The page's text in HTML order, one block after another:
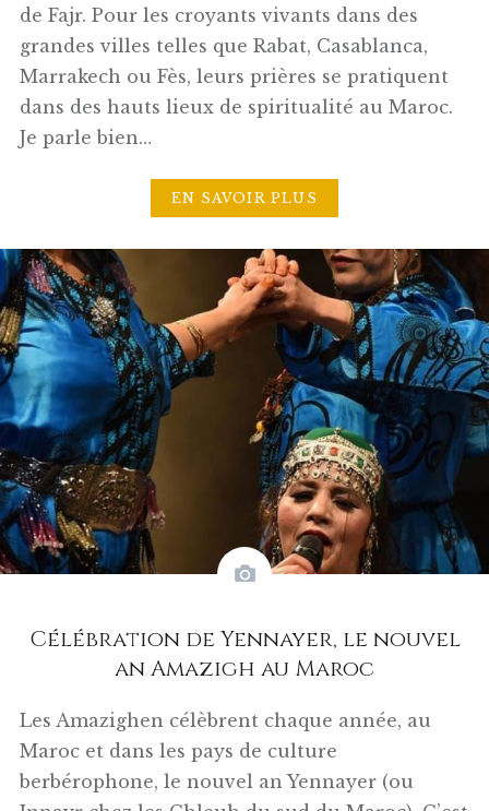
de Fajr. Pour les croyants vivants dans des
grandes villes telles que Rabat, Casablanca,
Marrakech ou Fès, leurs prières se pratiquent
dans des hauts lieux de spiritualité au Maroc.
Je parle bien…
EN SAVOIR PLUS
Célébration de Yennayer, le nouvel
an Amazigh au Maroc
Les Amazighen célèbrent chaque année, au
Maroc et dans les pays de culture
berbérophone, le nouvel an Yennayer (ou